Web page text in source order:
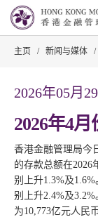
主页 / 新闻与媒体 /
2026年05月
2026年4
香港金融管理局今
的存款总额在2026
别上升1.3%及
别上升2.4%及
为10,773亿元人民